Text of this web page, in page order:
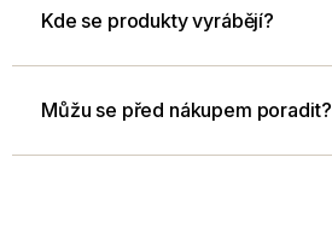
Kde se produkty vyrábějí?
Můžu se před nákupem poradit?